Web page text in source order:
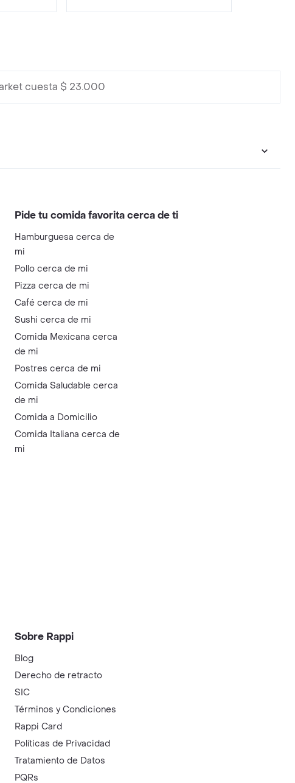
cuesta $ 23.000
Pide tu comida favorita cerca de ti
Hamburguesa cerca de
mi
Pollo cerca de mi
Pizza cerca de mi
Café cerca de mi
Sushi cerca de mi
Comida Mexicana cerca
de mi
Postres cerca de mi
Comida Saludable cerca
de mi
Comida a Domicilio
Comida Italiana cerca de
mi
Sobre Rappi
Blog
Derecho de retracto
SIC
Términos y Condiciones
Rappi Card
Políticas de Privacidad
Tratamiento de Datos
PQRs